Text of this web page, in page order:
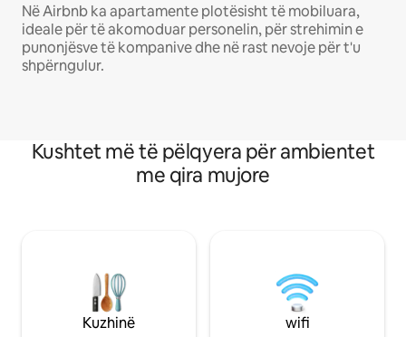
Në Airbnb ka apartamente plotësisht të mobiluara,
ideale për të akomoduar personelin, për strehimin e
punonjësve të kompanive dhe në rast nevoje për t'u
shpërngulur.
Kushtet më të pëlqyera për ambientet
me qira mujore
Kuzhinë wifi